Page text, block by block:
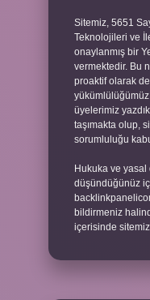
Sitemiz, 5651
Teknolojileri ve
onaylanmış bir
vermektedir. Bu
proaktif olarak
yükümlülüğümüz
üyelerimiz
taşımakta olup,
sorumluluğu
Hukuka ve yasal
düşündüğünüz
bildirmeniz
içerisinde